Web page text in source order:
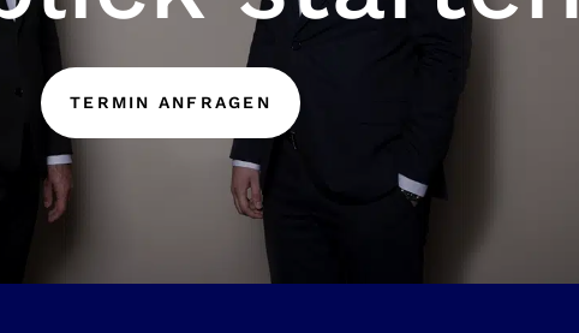
TERMIN ANFRAGEN